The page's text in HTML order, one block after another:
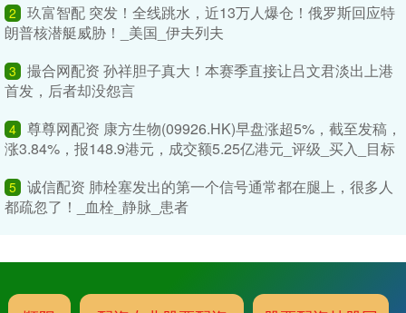
2
玖富智配 突发！全线跳水，近13万人爆仓！俄罗斯回应特
朗普核潜艇威胁！_美国_伊夫列夫
3
撮合网配资 孙祥胆子真大！本赛季直接让吕文君淡出上港
首发，后者却没怨言
4 尊尊网配资 康方生物(09926.HK)早盘涨超5%，截至发稿，
涨3.84%，报148.9港元，成交额5.25亿港元_评级_买入_目标
5 诚信配资 肺栓塞发出的第一个信号通常都在腿上，很多人
都疏忽了！_血栓_静脉_患者